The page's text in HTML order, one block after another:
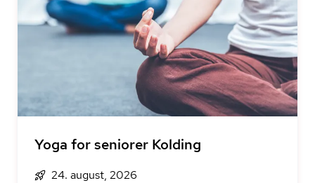
Yoga for seniorer Kolding
24. august, 2026